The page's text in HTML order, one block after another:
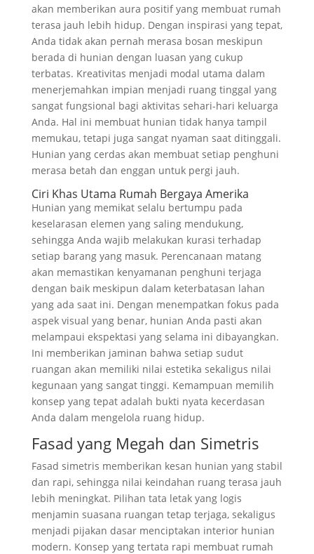
akan memberikan aura positif yang membuat rumah
terasa jauh lebih hidup. Dengan inspirasi yang tepat,
Anda tidak akan pernah merasa bosan meskipun
berada di hunian dengan luasan yang cukup
terbatas. Kreativitas menjadi modal utama dalam
menerjemahkan impian menjadi ruang tinggal yang
sangat fungsional bagi aktivitas sehari-hari keluarga
Anda. Hal ini membuat hunian tidak hanya tampil
memukau, tetapi juga sangat nyaman saat ditinggali.
Hunian yang cerdas akan membuat setiap penghuni
merasa betah dan enggan untuk pergi jauh.
Ciri Khas Utama Rumah Bergaya Amerika
Hunian yang memikat selalu bertumpu pada
keselarasan elemen yang saling mendukung,
sehingga Anda wajib melakukan kurasi terhadap
setiap barang yang masuk. Perencanaan matang
akan memastikan kenyamanan penghuni terjaga
dengan baik meskipun dalam keterbatasan lahan
yang ada saat ini. Dengan menempatkan fokus pada
aspek visual yang benar, hunian Anda pasti akan
melampaui ekspektasi yang selama ini dibayangkan.
Ini memberikan jaminan bahwa setiap sudut
ruangan akan memiliki nilai estetika sekaligus nilai
kegunaan yang sangat tinggi. Kemampuan memilih
konsep yang tepat adalah bukti nyata kecerdasan
Anda dalam mengelola ruang hidup.
Fasad yang Megah dan Simetris
Fasad simetris memberikan kesan hunian yang stabil
dan rapi, sehingga nilai keindahan ruang terasa jauh
lebih meningkat. Pilihan tata letak yang logis
menjamin suasana ruangan tetap terjaga, sekaligus
menjadi pijakan dasar menciptakan interior hunian
modern. Konsep yang tertata rapi membuat rumah